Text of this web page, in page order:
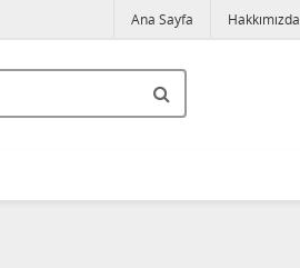
Ana Sayfa Hakkımızda